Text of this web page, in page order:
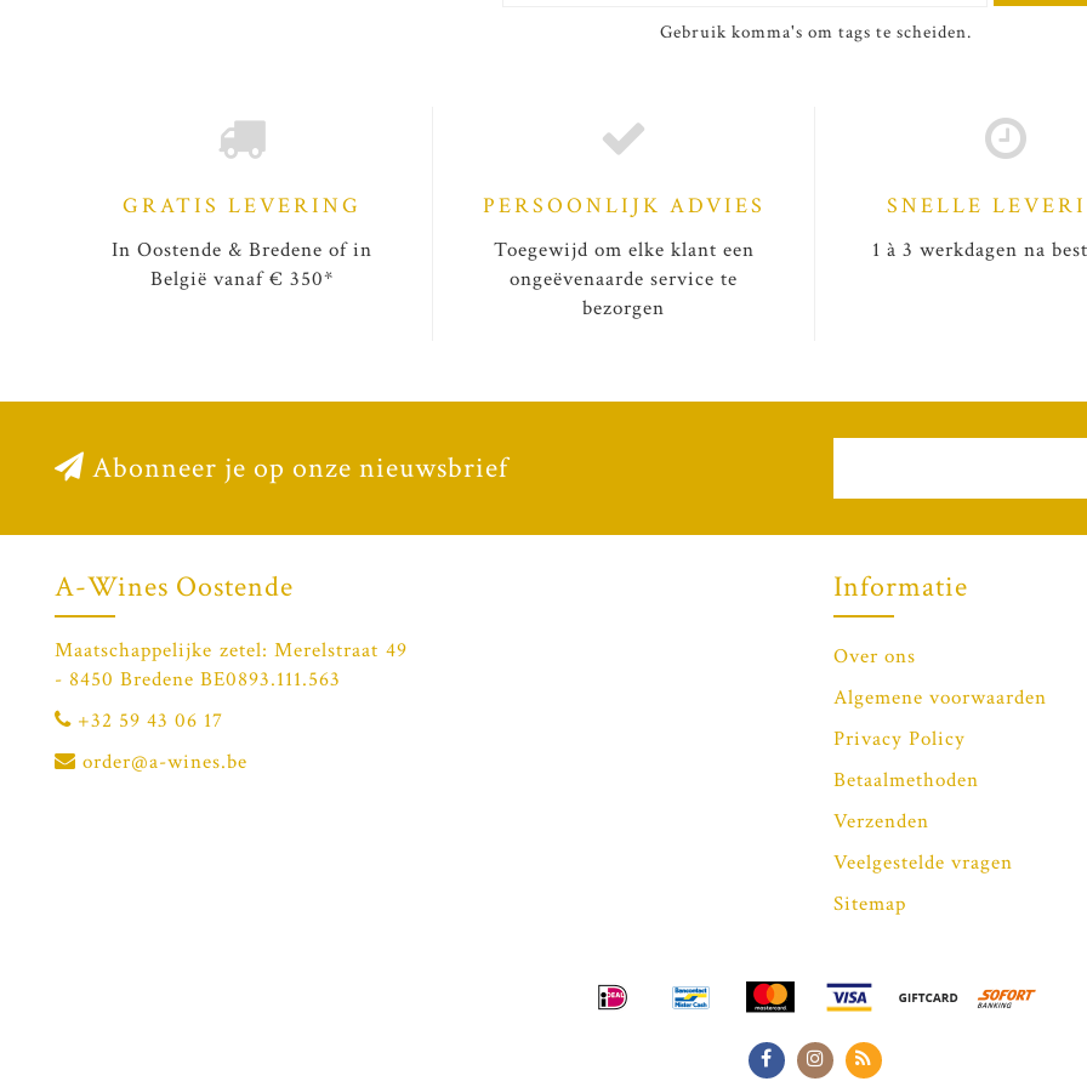
Gebruik komma's om tags te scheiden.
GRATIS LEVERING
In Oostende & Bredene of in
België vanaf € 350*
PERSOONLIJK ADVIES
Toegewijd om elke klant een
ongeëvenaarde service te
bezorgen
SNELLE
1 à 3 werkdagen na
Abonneer je op onze nieuwsbrief
A-Wines Oostende
Maatschappelijke zetel: Merelstraat 49
- 8450 Bredene BE0893.111.563
+32 59 43 06 17
order@a-wines.be
Informatie
Over ons
Algemene voorwaarden
Privacy Policy
Betaalmethoden
Verzenden
Veelgestelde vragen
Sitemap